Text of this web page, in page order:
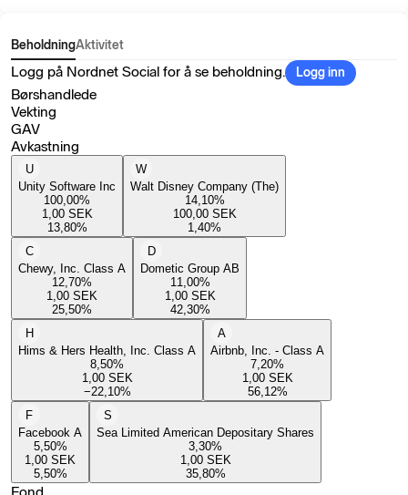
BeholdningAktivitet
Logg på Nordnet Social for å se beholdning. Logg inn
Børshandlede
Vekting
GAV
Avkastning
U
Unity Software Inc
100,00%
1,00 SEK
13,80%
W
Walt Disney Company (The)
14,10%
100,00 SEK
1,40%
C
Chewy, Inc. Class A
12,70%
1,00 SEK
25,50%
D
Dometic Group AB
11,00%
1,00 SEK
42,30%
H
Hims & Hers Health, Inc. Class A
8,50%
1,00 SEK
−22,10%
A
Airbnb, Inc. - Class A
7,20%
1,00 SEK
56,12%
F
Facebook A
5,50%
1,00 SEK
5,50%
S
Sea Limited American Depositary Shares
3,30%
1,00 SEK
35,80%